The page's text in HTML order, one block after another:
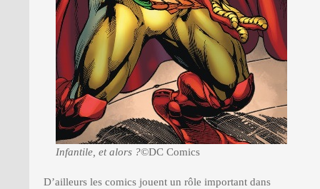
Infantile, et alors ?©DC Comics
D’ailleurs les comics jouent un rôle important dans